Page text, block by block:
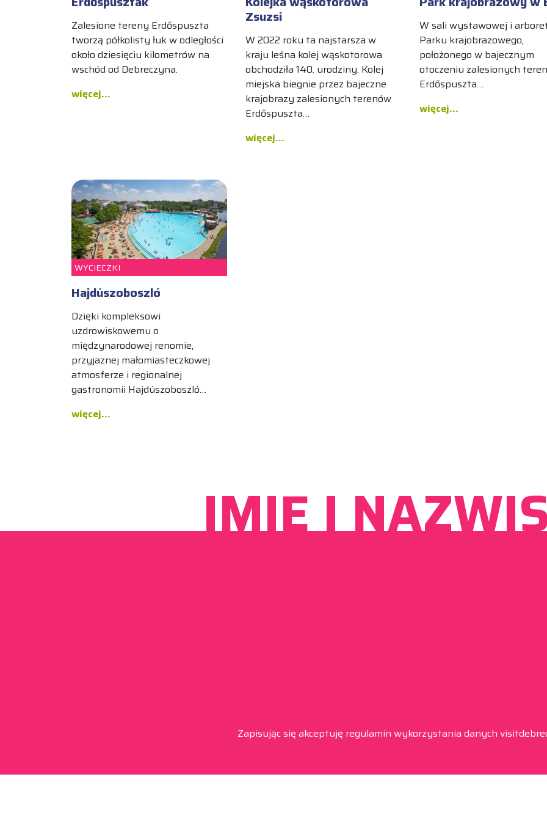
Zalesione tereny Erdőspuszta
tworzą półkolisty łuk w odległości
około dziesięciu kilometrów na
wschód od Debreczyna.
więcej...
Zsuzsi
W 2022 roku ta najstarsza w
kraju leśna kolej wąskotorowa
obchodziła 140. urodziny. Kolej
miejska biegnie przez bajeczne
krajobrazy zalesionych terenów
Erdőspuszta…
więcej...
W sali wystawowej i
Parku krajobrazowego,
położonego w bajecznym
otoczeniu zalesionych
Erdőspuszta…
więcej...
WYCIECZKI
Hajdúszoboszló
Dzięki kompleksowi
uzdrowiskowemu o
międzynarodowej renomie,
przyjaznej małomiasteczkowej
atmosferze i regionalnej
gastronomii Hajdúszoboszló…
więcej...
IMIĘ I
Zapisując się akceptuję regulamin wykorzystania danych